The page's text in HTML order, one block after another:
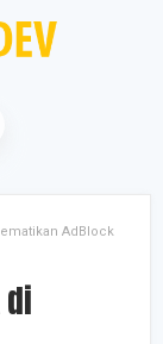
AdBlock